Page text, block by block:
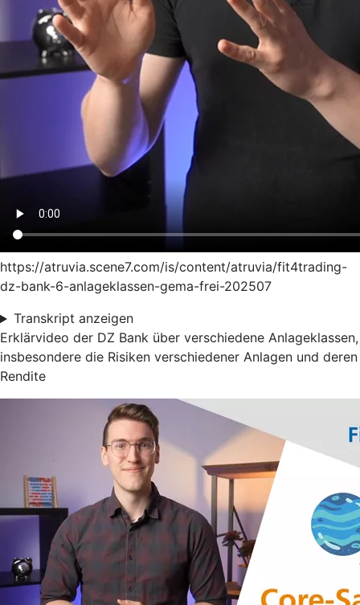
https://atruvia.scene7.com/is/content/atruvia/fit4trading-
dz-bank-6-anlageklassen-gema-frei-202507
Transkript anzeigen
Erklärvideo der DZ Bank über verschiedene Anlageklassen,
insbesondere die Risiken verschiedener Anlagen und deren
Rendite